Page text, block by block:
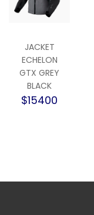
JACKET
ECHELON
GTX GREY
BLACK
$15400